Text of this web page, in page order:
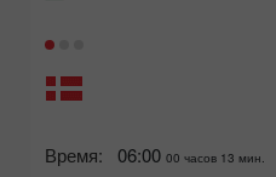
Время: 06:00 00 часов 13 мин.